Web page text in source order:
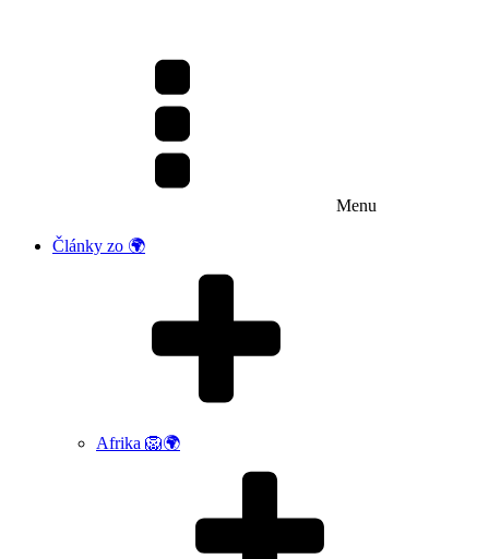
Menu
Články zo 🌍
Afrika 🦁🌍